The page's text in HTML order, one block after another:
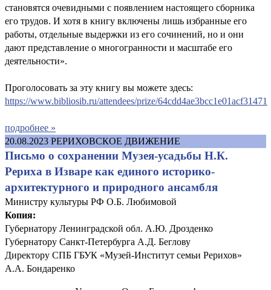
становятся очевидными с появлением настоящего сборника
его трудов. И хотя в книгу включены лишь избранные его
работы, отдельные выдержки из его сочинений, но и они
дают представление о многогранности и масштабе его
деятельности».
Проголосовать за эту книгу вы можете здесь:
https://www.bibliosib.ru/attendees/prize/64cdd4ae3bcc1e01acf31471
подробнее »
20.08.2023 РЕРИХОВСКОЕ ДВИЖЕНИЕ
Письмо о сохранении Музея-усадьбы Н.К.
Рериха в Изваре как единого историко-
архитектурного и природного ансамбля
Министру культуры РФ О.Б. Любимовой
Копия:
Губернатору Ленинградской обл. А.Ю. Дрозденко
Губернатору Санкт-Петербурга А.Д. Беглову
Директору СПБ ГБУК «Музей-Институт семьи Рерихов»
А.А. Бондаренко